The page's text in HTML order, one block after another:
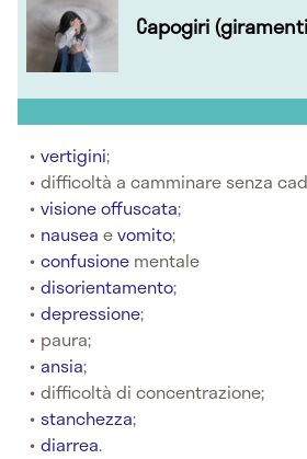
Capogiri
vertigini;
difficoltà a camminare senza
visione offuscata;
nauseaevomito;
confusione mentale
disorientamento;
depressione;
paura;
ansia;
difficoltà di concentrazione;
stanchezza;
diarrea.